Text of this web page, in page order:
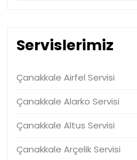
Servislerimiz
Çanakkale Airfel Servisi
Çanakkale Alarko Servisi
Çanakkale Altus Servisi
Çanakkale Arçelik Servisi